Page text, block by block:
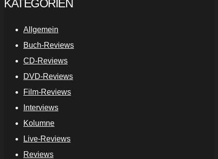
KATEGORIEN
Allgemein
Buch-Reviews
CD-Reviews
DVD-Reviews
Film-Reviews
Interviews
Kolumne
Live-Reviews
Reviews